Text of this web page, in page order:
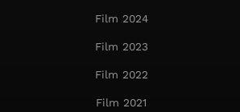
Film 2024
Film 2023
Film 2022
Film 2021